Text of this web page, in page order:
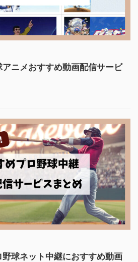
ニメおすすめ動画配信サービ
球ネット中継におすすめ動画